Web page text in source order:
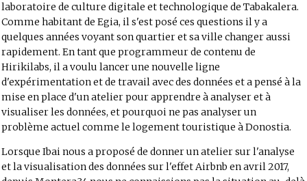
laboratoire de culture digitale et technologique de Tabakalera.
Comme habitant de Egia, il s'est posé ces questions il y a
quelques années voyant son quartier et sa ville changer aussi
rapidement. En tant que programmeur de contenu de
Hirikilabs, il a voulu lancer une nouvelle ligne
d'expérimentation et de travail avec des données et a pensé à la
mise en place d'un atelier pour apprendre à analyser et à
visualiser les données, et pourquoi ne pas analyser un
problème actuel comme le logement touristique à Donostia.
Lorsque Ibai nous a proposé de donner un atelier sur l'analyse
et la visualisation des données sur l'effet Airbnb en avril 2017,